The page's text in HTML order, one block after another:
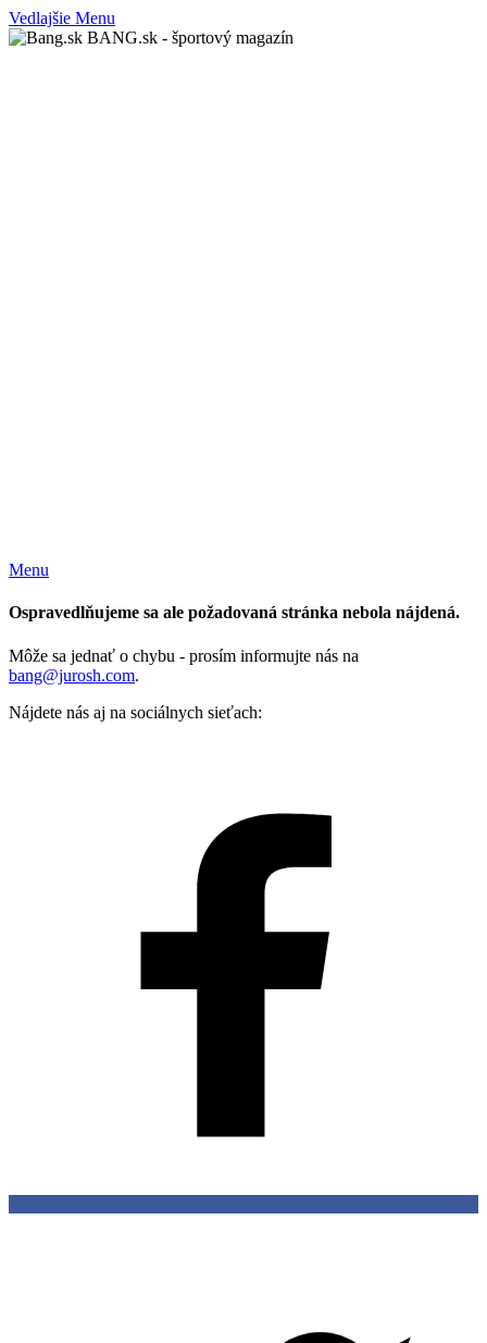
Vedlajšie Menu
BANG.sk - športový magazín
Menu
Ospravedlňujeme sa ale požadovaná stránka nebola nájdená.
Môže sa jednať o chybu - prosím informujte nás na
bang@jurosh.com.
Nájdete nás aj na sociálnych sieťach: